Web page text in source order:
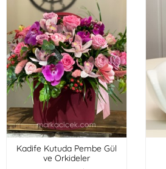
Kadife Kutuda Pembe Gül
ve Orkideler